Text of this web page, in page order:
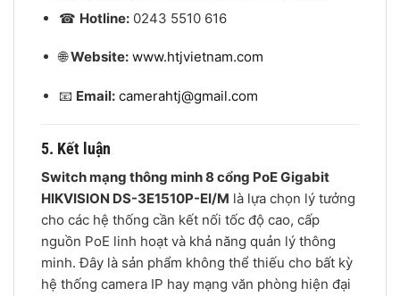
☎ Hotline:0243 5510 616
🌐Website: www.htjvietnam.com
📧 Email: camerahtj@gmail.com
5. Kết luận
Switch mạng thông minh 8 cổng PoE Gigabit
HIKVISION DS-3E1510P-EI/M là lựa chọn lý tưởng
cho các hệ thống cần kết nối tốc độ cao, cấp
nguồn PoE linh hoạt và khả năng quản lý thông
minh. Đây là sản phẩm không thể thiếu cho bất kỳ
hệ thống camera IP hay mạng văn phòng hiện đại